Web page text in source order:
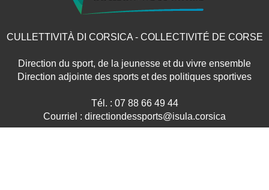
CULLETTIVITÀ DI CORSICA - COLLECTIVITÉ DE CORSE
Direction du sport, de la jeunesse et du vivre ensemble
Direction adjointe des sports et des politiques sportives
Tél. : 07 88 66 49 44
Courriel : directiondessports@isula.corsica